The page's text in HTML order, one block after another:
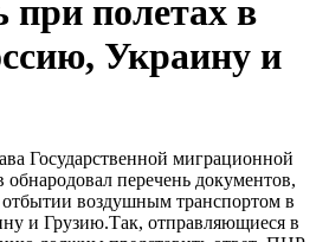
при полетах в
Украину и
Государственной миграционной
перечень документов,
воздушным транспортом в
и Грузию.Так, отправляющиеся в